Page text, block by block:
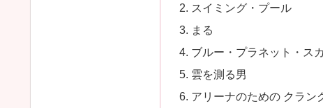
スイミング・プール
まる
ブルー・プラネット・ス
雲を測る男
アリーナのための クラン